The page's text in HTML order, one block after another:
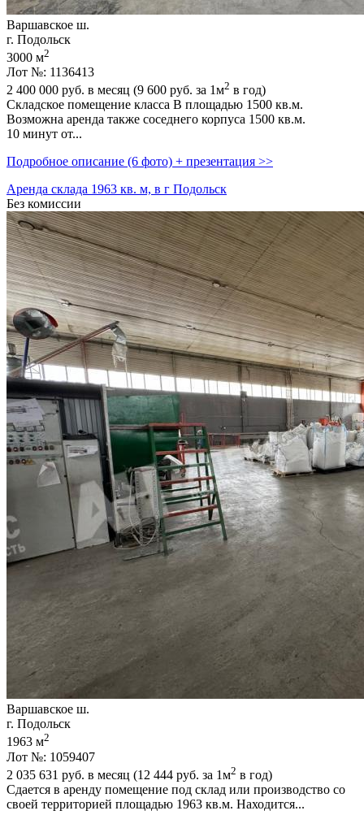
Варшавское ш.
г. Подольск
3000 м2
Лот №: 1136413
2 400 000 руб. в месяц (9 600 руб. за 1м2 в год)
Складское помещение класса В площадью 1500 кв.м.
Возможна аренда также соседнего корпуса 1500 кв.м.
10 минут от...
Подробное описание (6 фото) + презентация >>
Аренда склада 1963 кв. м, в г Подольск
Без комиссии
Варшавское ш.
г. Подольск
1963 м2
Лот №: 1059407
2 035 631 руб. в месяц (12 444 руб. за 1м2 в год)
Сдается в аренду помещение под склад или производство со
своей территорией площадью 1963 кв.м. Находится...